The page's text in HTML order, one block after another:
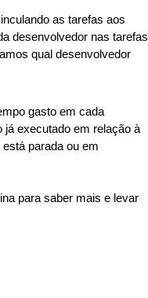
as tarefas aos
desenvolvedor nas tarefas
qual desenvolvedor
gasto em cada
já executado em relação à
parada ou em
para saber mais e levar